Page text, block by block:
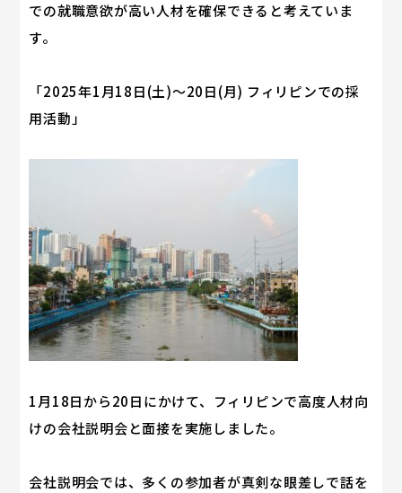
での就職意欲が高い人材を確保できると考えていま
す。
「2025年1月18日(土)～20日(月) フィリピンでの採
用活動」
1月18日から20日にかけて、フィリピンで高度人材向
けの会社説明会と面接を実施しました。
会社説明会では、多くの参加者が真剣な眼差しで話を